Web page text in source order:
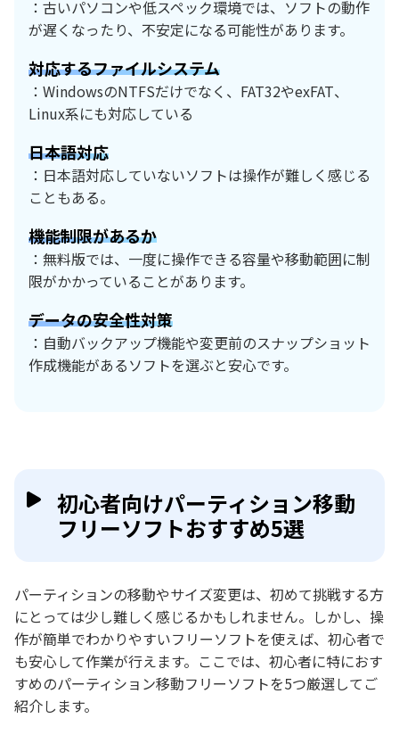
：古いパソコンや低スペック環境では、ソフトの動作
が遅くなったり、不安定になる可能性があります。
対応するファイルシステム
：WindowsのNTFSだけでなく、FAT32やexFAT、
Linux系にも対応している
日本語対応
：日本語対応していないソフトは操作が難しく感じる
こともある。
機能制限があるか
：無料版では、一度に操作できる容量や移動範囲に制
限がかかっていることがあります。
データの安全性対策
：自動バックアップ機能や変更前のスナップショット
作成機能があるソフトを選ぶと安心です。
初心者向けパーティション移動
フリーソフトおすすめ5選
パーティションの移動やサイズ変更は、初めて挑戦する方
にとっては少し難しく感じるかもしれません。しかし、操
作が簡単でわかりやすいフリーソフトを使えば、初心者で
も安心して作業が行えます。ここでは、初心者に特におす
すめのパーティション移動フリーソフトを5つ厳選してご
紹介します。